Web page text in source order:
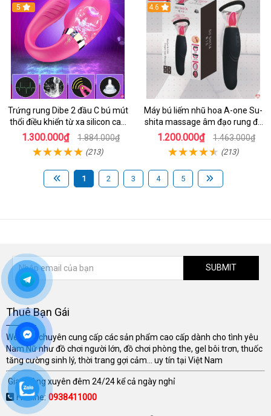
5
Trứng rung Dibe 2 đầu C bú mút
thổi điều khiển từ xa silicon cao
cấp kích thích điểm G
1.300.000₫ 1.884.000₫
(213)
4.6
Máy bú liếm nhũ hoa A-one Su-
shita massage âm đạo rung đa
chế độ
1.200.000₫ 1.463.000₫
(213)
1 2 3 4 5
SUBMIT
Thuê Bạn Gái
Website chuyên cung cấp các sản phẩm cao cấp dành cho tình yêu
Nam Nữ như đồ chơi người lớn, đồ chơi phòng the, gel bôi trơn, thuốc
tăng cường sinh lý, thời trang gợi cảm... uy tín tại Việt Nam
Giao hàng xuyên đêm 24/24 kể cả ngày nghỉ
Hotline: 0938411000